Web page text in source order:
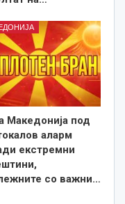
Македонија под
аларм
екстремни
со важни…